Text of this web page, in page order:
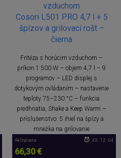
vzduchom
Cosori L501 PRO 4,7 l + 5
špízov a grilovací rošt –
čierna
Fritéza s horúcim vzduchom –
príkon 1 500 W – objem 4,7 l – 9
programov – LED displej s
dotykovým ovládaním – nastavenie
teploty 75–230 °C – funkcia
predhriatia, Shake a Keep Warm –
príslušenstvo: 5 ihiel na špízy a
mriežka na grilovanie
Akčná cena
66,30 €
43 : 12 : 04